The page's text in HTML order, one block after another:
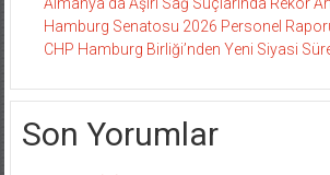
Hamburg Senatosu 2026 Personel
CHP Hamburg Birliği’nden Yeni Siyasi
Son Yorumlar